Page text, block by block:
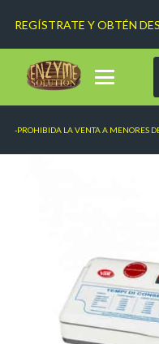
REGÍSTRATE Y OBTÉN
-PROHIBIDA LA VENTA A MENORES